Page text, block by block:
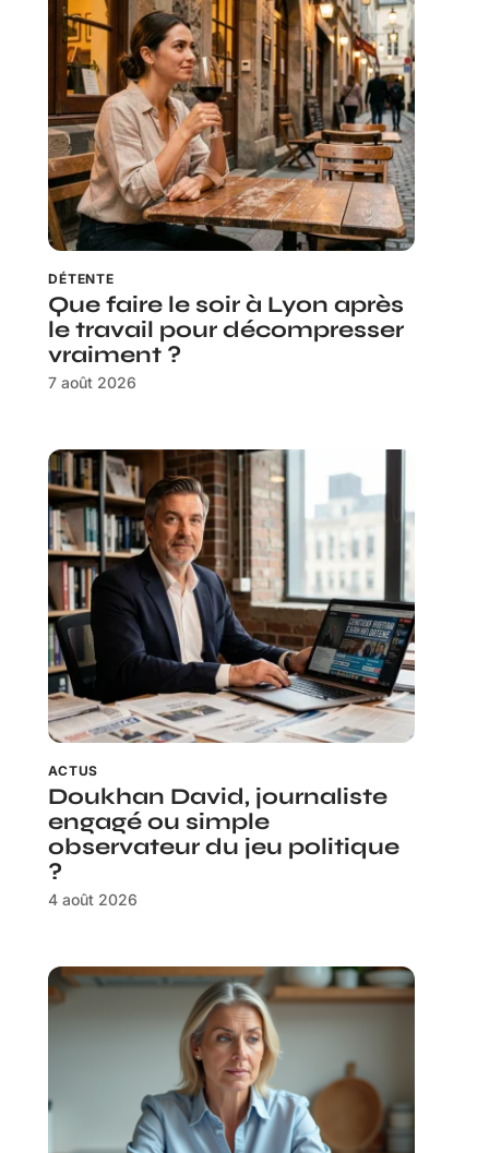
DÉTENTE
Que faire le soir à Lyon après
le travail pour décompresser
vraiment ?
7 août 2026
ACTUS
Doukhan David, journaliste
engagé ou simple
observateur du jeu politique
?
4 août 2026